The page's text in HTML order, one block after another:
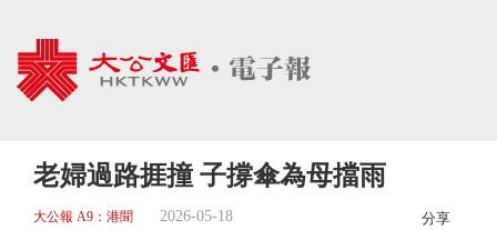
老婦過路捱撞 子撐傘為母擋雨
大公報 A9：港聞 2026-05-18 分享